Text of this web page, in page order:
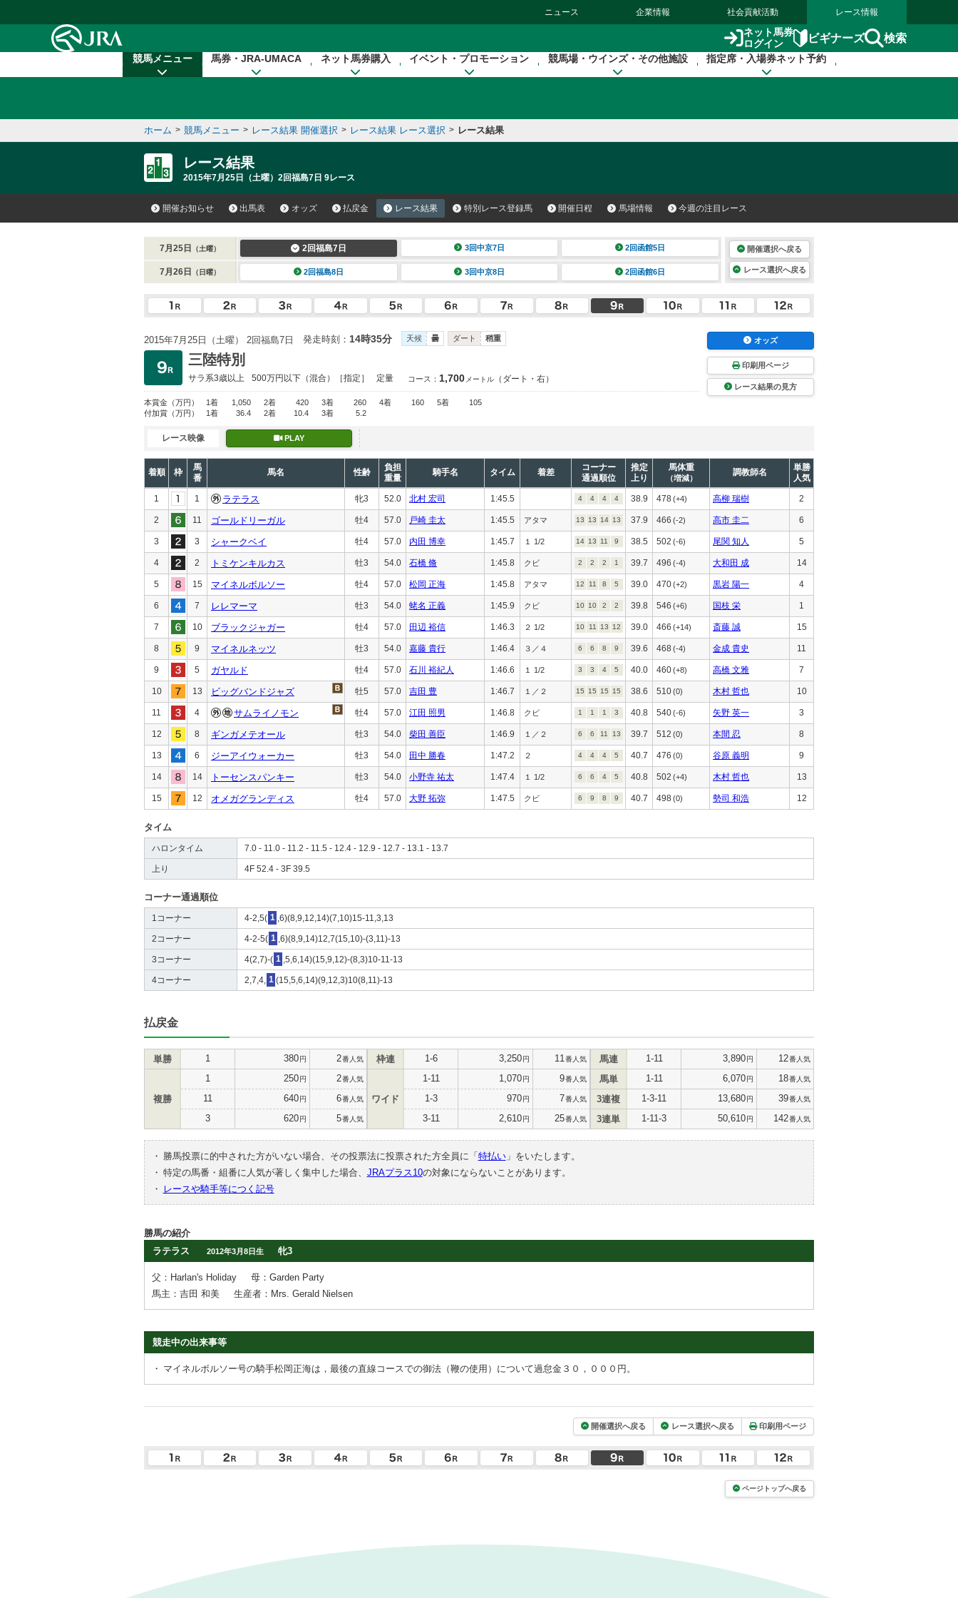
ニュース 企業情報 社会貢献活動 レース情報
ネット馬券
ログイン
ビギナーズ 検索
競馬メニュー 馬券・JRA-UMACA ネット馬券購入 イベント・プロモーション 競馬場・ウインズ・その他施設 指定席・入場券ネット予約
ホーム > 競馬メニュー > レース結果 開催選択 > レース結果 レース選択 > レース結果
レース結果
2015年7月25日（土曜）2回福島7日 9レース
開催お知らせ 出馬表 オッズ 払戻金 レース結果 特別レース登録馬 開催日程 馬場情報 今週の注目レース
7月25日 （土曜） 2回福島7日 3回中京7日 2回函館5日
7月26日 （日曜） 2回福島8日 3回中京8日 2回函館6日
開催選択へ戻る
レース選択へ戻る
2015年7月25日（土曜） 2回福島7日 発走時刻： 14時35分 天候 曇 ダート 稍重
三陸特別
サラ系3歳以上 500万円以下 （混合）［指定］ 定量 コース： 1,700 メートル （ダート・右）
本賞金 （万円） 1着 1,050 2着 420 3着 260 4着 160 5着
105
付加賞 （万円） 1着 36.4 2着 10.4 3着 5.2
オッズ
印刷用ページ
レース結果の見方
レース映像 PLAY
着順 枠
馬
番
馬名 性齢
負担
重量
騎手名 タイム 着差
コーナー
通過順位
推定
上り
馬体重
（増減）
調教師名
単勝
人気
1 1 ラテラス 牝3 52.0 北村 宏司 1:45.5 4 4 4 4 38.9 478(+4) 高柳 瑞樹 2
2 11 ゴールドリーガル 牡4 57.0 戸崎 圭太 1:45.5 アタマ 13 13 14 13 37.9 466 (-2) 高市 圭二 6
3 3 シャークベイ 牡4 57.0 内田 博幸 1:45.7 １ 1/2 14 13 11 9 38.5 502 (-6) 尾関 知人 5
4 2 トミケンキルカス 牡3 54.0 石橋 脩 1:45.8 クビ 2 2 2 1 39.7 496 (-4) 大和田 成 14
5 15 マイネルボルソー 牡4 57.0 松岡 正海 1:45.8 アタマ 12 11 8 5 39.0 470(+2) 黒岩 陽一 4
6 7 レレマーマ 牡3 54.0 蛯名 正義 1:45.9 クビ 10 10 2 2 39.8 546 (+6) 国枝 栄 1
7 10 ブラックジャガー 牡4 57.0 田辺 裕信 1:46.3 ２ 1/2 10 11 13 12 39.0 466 (+14) 斎藤 誠 15
8 9 マイネルネッツ 牡3 54.0 嘉藤 貴行 1:46.4 ３／４ 6 6 8 9 39.6 468 (-4) 金成 貴史 11
9 5 ガヤルド 牡4 57.0 石川 裕紀人 1:46.6 １ 1/2 3 3 4 5 40.0 460(+8) 高橋 文雅 7
10 13 ビッグバンドジャズ 牡5 57.0 吉田 豊 1:46.7 １／２ 15 15 15 15 38.6 510(0) 木村 哲也 10
11 4 サムライノモン 牡4 57.0 江田 照男 1:46.8 クビ 1 1 1 3 40.8 540(-6) 矢野 英一 3
12 8 ギンガメテオール 牡3 54.0 柴田 善臣 1:46.9 １／２ 6 6 11 13 39.7 512 (0) 本間 忍 8
13 6 ジーアイウォーカー 牡3 54.0 田中 勝春 1:47.2 ２ 4 4 4 5 40.7 476 (0) 谷原 義明 9
14 14 トーセンスパンキー 牡3 54.0 小野寺 祐太 1:47.4 １ 1/2 6 6 4 5 40.8 502 (+4) 木村 哲也 13
15 12 オメガグランディス 牡4 57.0 大野 拓弥 1:47.5 クビ 6 9 8 9 40.7 498(0) 勢司 和浩 12
タイム
ハロンタイム 7.0 - 11.0 - 11.2 - 11.5 - 12.4 - 12.9 - 12.7 - 13.1 - 13.7
上り 4F 52.4 - 3F 39.5
コーナー通過順位
1コーナー 4-2,5( 1 ,6)(8,9,12,14)(7,10)15-11,3,13
2コーナー 4-2-5( 1 ,6)(8,9,14)12,7(15,10)-(3,11)-13
3コーナー 4(2,7)-( 1 ,5,6,14)(15,9,12)-(8,3)10-11-13
4コーナー 2,7,4, 1 (15,5,6,14)(9,12,3)10(8,11)-13
払戻金
単勝 1 380円 2番人気
複勝
1 250円 2番人気
11 640円 6番人気
3 620円 5番人気
枠連 1-6 3,250円 11 番人気
ワイド
1-11 1,070円 9番人気
1-3 970円 7番人気
3-11 2,610円 25番人気
馬連 1-11 3,890円 12番人気
馬単 1-11 6,070円 18番人気
3連複 1-3-11 13,680円 39番人気
3連単 1-11-3 50,610円 142番人気
・ 勝馬投票に的中された方がいない場合、その投票法に投票された方全員に「 特払い」をいたします。
・ 特定の馬番・組番に人気が著しく集中した場合、 JRAプラス10の対象にならないことがあります。
・
レースや騎手等につく記号
勝馬の紹介
ラテラス
2012年3月8日生 牝3
父：Harlan's Holiday
母：Garden Party
馬主：吉田 和美
生産者：Mrs. Gerald Nielsen
競走中の出来事等
・ マイネルボルソー号の騎手松岡正海は，最後の直線コースでの御法（鞭の使用）について過怠金３０，０００円。
開催選択へ戻る レース選択へ戻る 印刷用ページ
ページトップへ戻る